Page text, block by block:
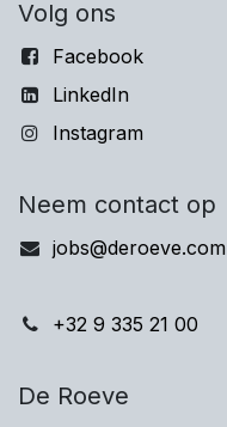
Volg ons
Facebook
LinkedIn
Instagram
Neem contact op
jobs@deroeve.com
+32 9 335 21 00
De Roeve